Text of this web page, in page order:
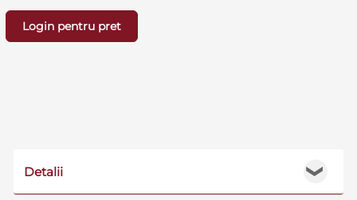
Login pentru pret
❯
Detalii